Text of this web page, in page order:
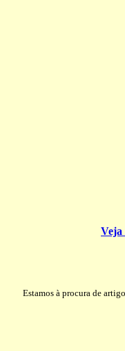
Veja
Estamos à procura de